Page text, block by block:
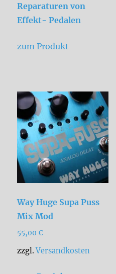
Reparaturen von
Effekt- Pedalen
zum Produkt
Way Huge Supa Puss
Mix Mod
55,00€
zzgl.Versandkosten